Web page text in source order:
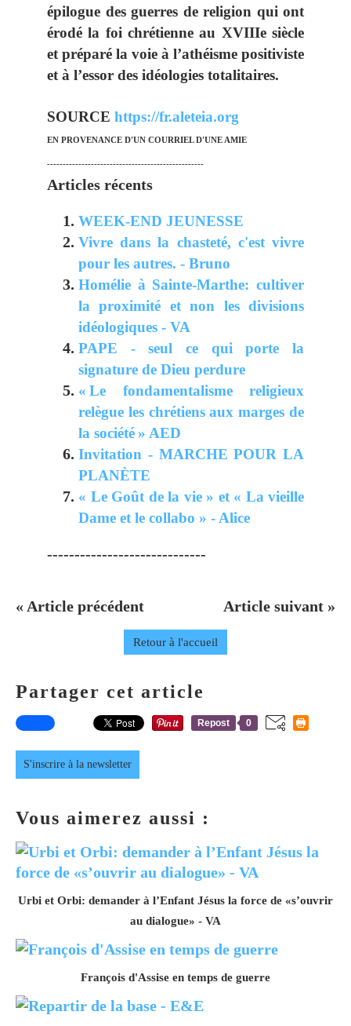
épilogue des guerres de religion qui ont
érodé la foi chrétienne au XVIIIesiècle
et préparé la voie à l’athéisme positiviste
et à l’essor des idéologies totalitaires.
SOURCE https://fr.aleteia.org
EN PROVENANCE D'UN COURRIEL D'UNE AMIE
--------------------------------------------------
Articles récents
WEEK-END JEUNESSE
Vivre dans la chasteté, c'est vivre
pour les autres. - Bruno
Homélie à Sainte-Marthe: cultiver
la proximité et non les divisions
idéologiques - VA
PAPE - seul ce qui porte la
signature de Dieu perdure
« Le fondamentalisme religieux
relègue les chrétiens aux marges de
la société » AED
Invitation - MARCHE POUR LA
PLANÈTE
« Le Goût de la vie » et « La vieille
Dame et le collabo » - Alice
-----------------------------
« Article précédent Article suivant »
Retour à l'accueil
Partager cet article
Repost 0
S'inscrire à la newsletter
Vous aimerez aussi :
Urbi et Orbi: demander à l’Enfant Jésus la force de «s’ouvrir
au dialogue» - VA
François d'Assise en temps de guerre